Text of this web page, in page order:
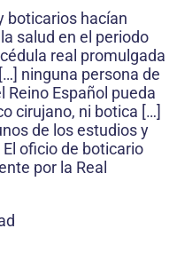
boticarios hacían
salud en el periodo
real promulgada
ninguna persona de
Reino Español pueda
cirujano, ni botica […]
de los estudios y
oficio de boticario
por la Real